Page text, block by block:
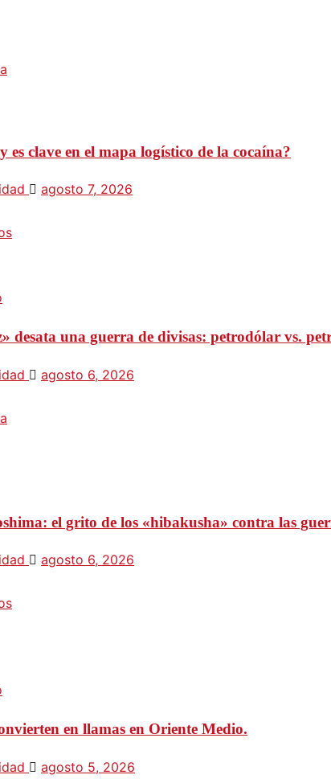
es clave en el mapa logístico de la cocaína?
agosto 7, 2026
desata una guerra de divisas: petrodólar vs.
agosto 6, 2026
el grito de los «hibakusha» contra las
agosto 6, 2026
en llamas en Oriente Medio.
agosto 5, 2026